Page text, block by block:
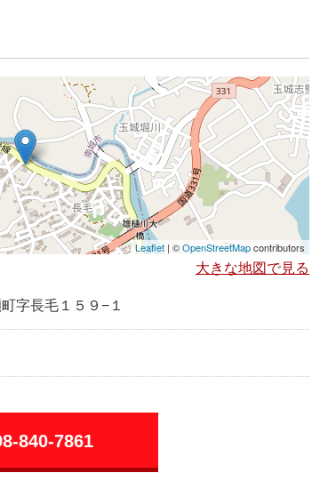
Leaflet | ©OpenStreetMapcontributors
大きな地図で見る
字長毛１５９−１
840-7861